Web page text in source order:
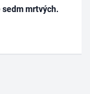
mrtvých.